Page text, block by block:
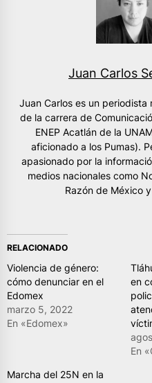
Juan Carlos
Juan Carlos es un periodista
de la carrera de
ENEP Acatlán de la
aficionado a los Pumas).
apasionado por la
medios nacionales como
Razón de México
RELACIONADO
Violencia de género:
cómo denunciar en el
Edomex
marzo 5, 2022
En «Edomex»
en
En
Marcha del 25N en la